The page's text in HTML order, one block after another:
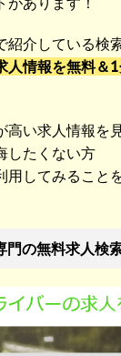
紹介している検
人情報を無料＆
高い求人情報を
したくない方
用してみること
門の無料求人検